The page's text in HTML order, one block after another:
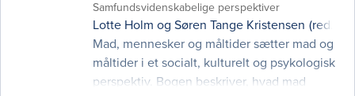
Samfundsvidenskabelige perspektiver
Lotte Holm og Søren Tange Kristensen (red.)
Mad, mennesker og måltider sætter mad og
måltider i et socialt, kulturelt og psykologisk
perspektiv. Bogen beskriver, hvad mad